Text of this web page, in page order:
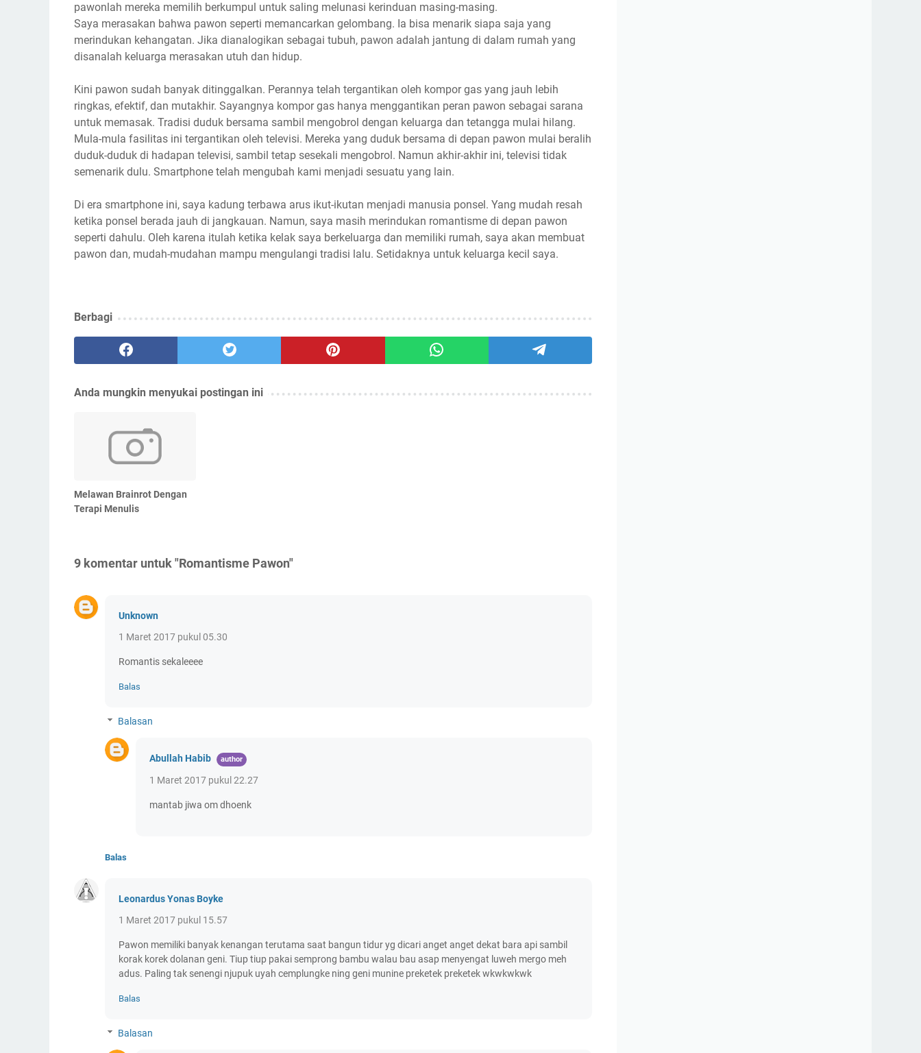
pawonlah mereka memilih berkumpul untuk saling melunasi kerinduan masing-masing.
Saya merasakan bahwa pawon seperti memancarkan gelombang. Ia bisa menarik siapa saja yang
merindukan kehangatan. Jika dianalogikan sebagai tubuh, pawon adalah jantung di dalam rumah yang
disanalah keluarga merasakan utuh dan hidup.
Kini pawon sudah banyak ditinggalkan. Perannya telah tergantikan oleh kompor gas yang jauh lebih
ringkas, efektif, dan mutakhir. Sayangnya kompor gas hanya menggantikan peran pawon sebagai sarana
untuk memasak. Tradisi duduk bersama sambil mengobrol dengan keluarga dan tetangga mulai hilang.
Mula-mula fasilitas ini tergantikan oleh televisi. Mereka yang duduk bersama di depan pawon mulai beralih
duduk-duduk di hadapan televisi, sambil tetap sesekali mengobrol. Namun akhir-akhir ini, televisi tidak
semenarik dulu. Smartphone telah mengubah kami menjadi sesuatu yang lain.
Di era smartphone ini, saya kadung terbawa arus ikut-ikutan menjadi manusia ponsel. Yang mudah resah
ketika ponsel berada jauh di jangkauan. Namun, saya masih merindukan romantisme di depan pawon
seperti dahulu. Oleh karena itulah ketika kelak saya berkeluarga dan memiliki rumah, saya akan membuat
pawon dan, mudah-mudahan mampu mengulangi tradisi lalu. Setidaknya untuk keluarga kecil saya.
Berbagi
Anda mungkin menyukai postingan ini
Melawan Brainrot Dengan
Terapi Menulis
9 komentar untuk "Romantisme Pawon"
Unknown
1 Maret 2017 pukul 05.30
Romantis sekaleeee
Balas
Balasan
Abullah Habib
1 Maret 2017 pukul 22.27
mantab jiwa om dhoenk
Balas
Leonardus Yonas Boyke
1 Maret 2017 pukul 15.57
Pawon memiliki banyak kenangan terutama saat bangun tidur yg dicari anget anget dekat bara api sambil
korak korek dolanan geni. Tiup tiup pakai semprong bambu walau bau asap menyengat luweh mergo meh
adus. Paling tak senengi njupuk uyah cemplungke ning geni munine preketek preketek wkwkwkwk
Balas
Balasan